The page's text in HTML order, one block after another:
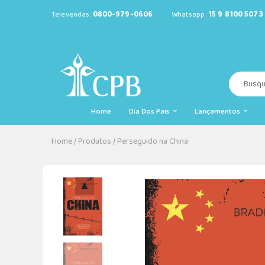
Televendas: 0800-979-0606 Whatsapp:15 9 8100 5073
Home Dia Dos Pais Lançamentos
Home/Produtos/Perseguido na China
▲